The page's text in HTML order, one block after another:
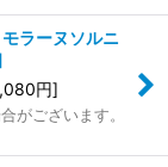
ラーヌソルニ
円]
がございます。